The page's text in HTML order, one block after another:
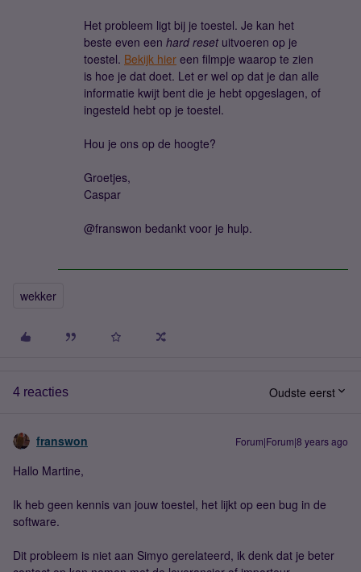
Het probleem ligt bij je toestel. Je kan het
beste even een hard resetuitvoeren op je
toestel. Bekijk hier een filmpje waarop te zien
is hoe je dat doet. Let er wel op dat je dan alle
informatie kwijt bent die je hebt opgeslagen, of
ingesteld hebt op je toestel.
Hou je ons op de hoogte?
Groetjes,
Caspar
@franswon bedankt voor je hulp.
wekker
4 reacties Oudste eerst
franswon Forum|Forum|8 years ago
Hallo Martine,
Ik heb geen kennis van jouw toestel, het lijkt op een bug in de
software.
Dit probleem is niet aan Simyo gerelateerd, ik denk dat je beter